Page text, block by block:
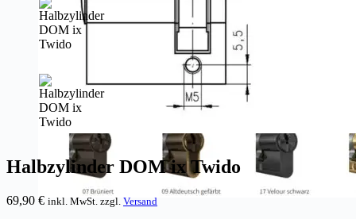
Halbzylinder DOM ix Twido
69,90 € inkl. MwSt. zzgl. Versand